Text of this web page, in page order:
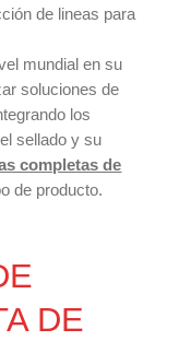
de lineas para
mundial en su
soluciones de
los
sellado y su
completas de
de producto.
DE